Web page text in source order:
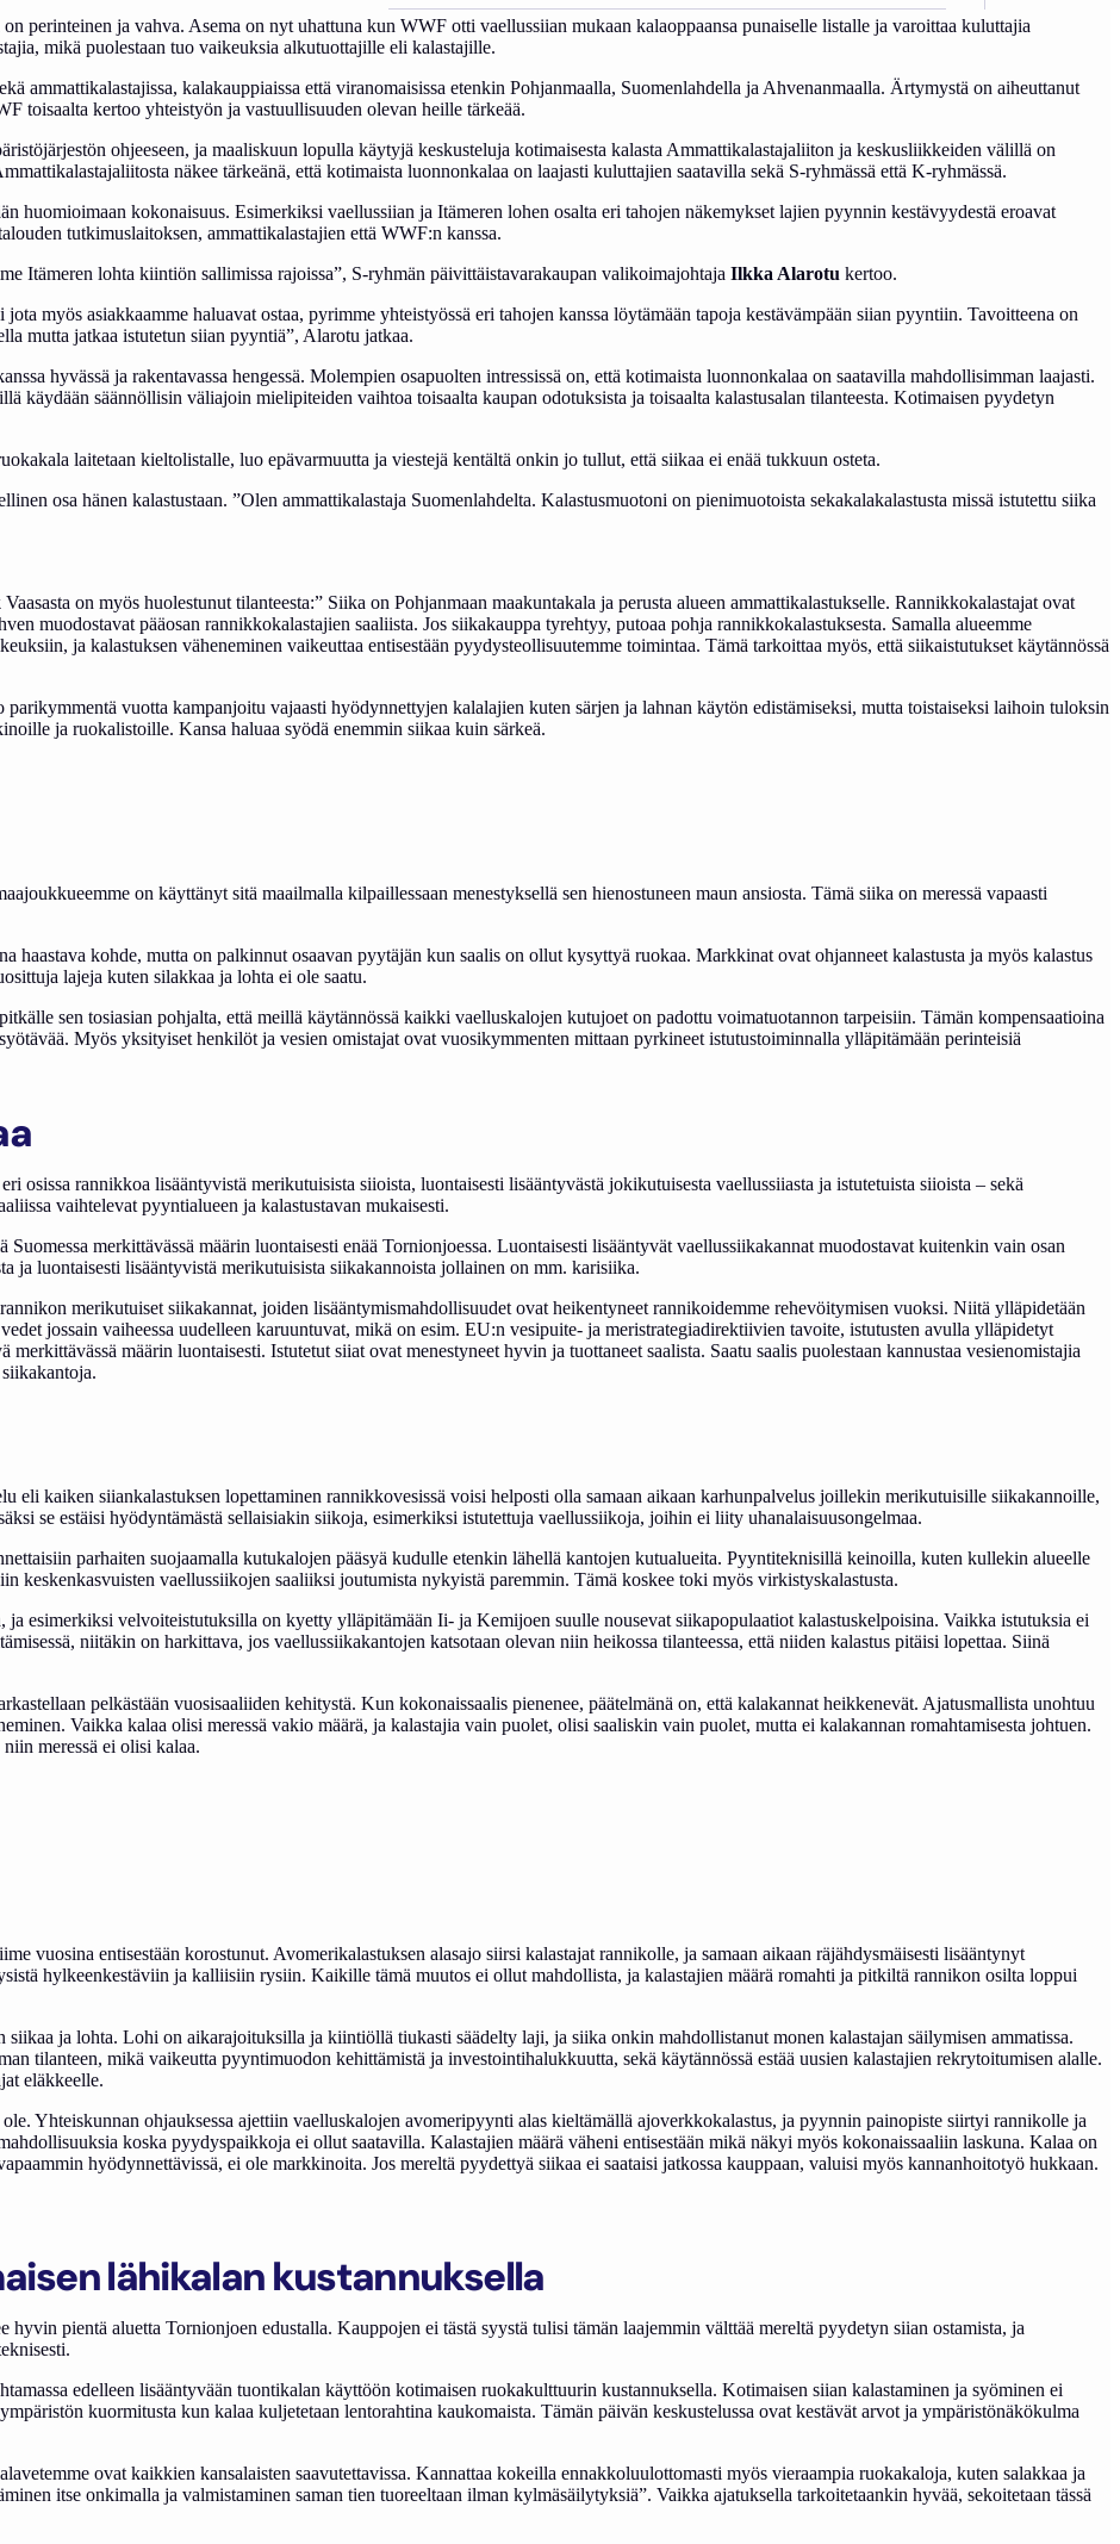
perinteinen ja vahva. Asema on nyt uhattuna kun WWF otti vaellussiian mukaan kalaoppaansa punaiselle listalle ja varoittaa kuluttajia
mikä puolestaan tuo vaikeuksia alkutuottajille eli kalastajille.
ammattikalastajissa, kalakauppiaissa että viranomaisissa etenkin Pohjanmaalla, Suomenlahdella ja Ahvenanmaalla. Ärtymystä on aiheuttanut
toisaalta kertoo yhteistyön ja vastuullisuuden olevan heille tärkeää.
ohjeeseen, ja maaliskuun lopulla käytyjä keskusteluja kotimaisesta kalasta Ammattikalastajaliiton ja keskusliikkeiden välillä on
näkee tärkeänä, että kotimaista luonnonkalaa on laajasti kuluttajien saatavilla sekä S-ryhmässä että K-ryhmässä.
huomioimaan kokonaisuus. Esimerkiksi vaellussiian ja Itämeren lohen osalta eri tahojen näkemykset lajien pyynnin kestävyydestä eroavat
tutkimuslaitoksen, ammattikalastajien että WWF:n kanssa.
Itämeren lohta kiintiön sallimissa rajoissa”, S-ryhmän päivittäistavarakaupan valikoimajohtaja Ilkka Alarotu kertoo.
myös asiakkaamme haluavat ostaa, pyrimme yhteistyössä eri tahojen kanssa löytämään tapoja kestävämpään siian pyyntiin. Tavoitteena on
mutta jatkaa istutetun siian pyyntiä”, Alarotu jatkaa.
hyvässä ja rakentavassa hengessä. Molempien osapuolten intressissä on, että kotimaista luonnonkalaa on saatavilla mahdollisimman laajasti.
käydään säännöllisin väliajoin mielipiteiden vaihtoa toisaalta kaupan odotuksista ja toisaalta kalastusalan tilanteesta. Kotimaisen pyydetyn
laitetaan kieltolistalle, luo epävarmuutta ja viestejä kentältä onkin jo tullut, että siikaa ei enää tukkuun osteta.
osa hänen kalastustaan. ”Olen ammattikalastaja Suomenlahdelta. Kalastusmuotoni on pienimuotoista sekakalakalastusta missä istutettu siika
Vaasasta on myös huolestunut tilanteesta:” Siika on Pohjanmaan maakuntakala ja perusta alueen ammattikalastukselle. Rannikkokalastajat ovat
muodostavat pääosan rannikkokalastajien saaliista. Jos siikakauppa tyrehtyy, putoaa pohja rannikkokalastuksesta. Samalla alueemme
ja kalastuksen väheneminen vaikeuttaa entisestään pyydysteollisuutemme toimintaa. Tämä tarkoittaa myös, että siikaistutukset käytännössä
vuotta kampanjoitu vajaasti hyödynnettyjen kalalajien kuten särjen ja lahnan käytön edistämiseksi, mutta toistaiseksi laihoin tuloksin
ja ruokalistoille. Kansa haluaa syödä enemmin siikaa kuin särkeä.
on käyttänyt sitä maailmalla kilpaillessaan menestyksellä sen hienostuneen maun ansiosta. Tämä siika on meressä vapaasti
haastava kohde, mutta on palkinnut osaavan pyytäjän kun saalis on ollut kysyttyä ruokaa. Markkinat ovat ohjanneet kalastusta ja myös kalastus
lajeja kuten silakkaa ja lohta ei ole saatu.
sen tosiasian pohjalta, että meillä käytännössä kaikki vaelluskalojen kutujoet on padottu voimatuotannon tarpeisiin. Tämän kompensaatioina
Myös yksityiset henkilöt ja vesien omistajat ovat vuosikymmenten mittaan pyrkineet istutustoiminnalla ylläpitämään perinteisiä
osissa rannikkoa lisääntyvistä merikutuisista siioista, luontaisesti lisääntyvästä jokikutuisesta vaellussiiasta ja istutetuista siioista – sekä
vaihtelevat pyyntialueen ja kalastustavan mukaisesti.
merkittävässä määrin luontaisesti enää Tornionjoessa. Luontaisesti lisääntyvät vaellussiikakannat muodostavat kuitenkin vain osan
ja luontaisesti lisääntyvistä merikutuisista siikakannoista jollainen on mm. karisiika.
merikutuiset siikakannat, joiden lisääntymismahdollisuudet ovat heikentyneet rannikoidemme rehevöitymisen vuoksi. Niitä ylläpidetään
jossain vaiheessa uudelleen karuuntuvat, mikä on esim. EU:n vesipuite- ja meristrategiadirektiivien tavoite, istutusten avulla ylläpidetyt
määrin luontaisesti. Istutetut siiat ovat menestyneet hyvin ja tuottaneet saalista. Saatu saalis puolestaan kannustaa vesienomistajia
eli kaiken siiankalastuksen lopettaminen rannikkovesissä voisi helposti olla samaan aikaan karhunpalvelus joillekin merikutuisille siikakannoille,
se estäisi hyödyntämästä sellaisiakin siikoja, esimerkiksi istutettuja vaellussiikoja, joihin ei liity uhanalaisuusongelmaa.
parhaiten suojaamalla kutukalojen pääsyä kudulle etenkin lähellä kantojen kutualueita. Pyyntiteknisillä keinoilla, kuten kullekin alueelle
keskenkasvuisten vaellussiikojen saaliiksi joutumista nykyistä paremmin. Tämä koskee toki myös virkistyskalastusta.
ja esimerkiksi velvoiteistutuksilla on kyetty ylläpitämään Ii- ja Kemijoen suulle nousevat siikapopulaatiot kalastuskelpoisina. Vaikka istutuksia ei
niitäkin on harkittava, jos vaellussiikakantojen katsotaan olevan niin heikossa tilanteessa, että niiden kalastus pitäisi lopettaa. Siinä
pelkästään vuosisaaliiden kehitystä. Kun kokonaissaalis pienenee, päätelmänä on, että kalakannat heikkenevät. Ajatusmallista unohtuu
Vaikka kalaa olisi meressä vakio määrä, ja kalastajia vain puolet, olisi saaliskin vain puolet, mutta ei kalakannan romahtamisesta johtuen.
meressä ei olisi kalaa.
vuosina entisestään korostunut. Avomerikalastuksen alasajo siirsi kalastajat rannikolle, ja samaan aikaan räjähdysmäisesti lisääntynyt
hylkeenkestäviin ja kalliisiin rysiin. Kaikille tämä muutos ei ollut mahdollista, ja kalastajien määrä romahti ja pitkiltä rannikon osilta loppui
ja lohta. Lohi on aikarajoituksilla ja kiintiöllä tiukasti säädelty laji, ja siika onkin mahdollistanut monen kalastajan säilymisen ammatissa.
tilanteen, mikä vaikeutta pyyntimuodon kehittämistä ja investointihalukkuutta, sekä käytännössä estää uusien kalastajien rekrytoitumisen alalle.
eläkkeelle.
Yhteiskunnan ohjauksessa ajettiin vaelluskalojen avomeripyynti alas kieltämällä ajoverkkokalastus, ja pyynnin painopiste siirtyi rannikolle ja
koska pyydyspaikkoja ei ollut saatavilla. Kalastajien määrä väheni entisestään mikä näkyi myös kokonaissaaliin laskuna. Kalaa on
hyödynnettävissä, ei ole markkinoita. Jos mereltä pyydettyä siikaa ei saataisi jatkossa kauppaan, valuisi myös kannanhoitotyö hukkaan.
lähikalan kustannuksella
pientä aluetta Tornionjoen edustalla. Kauppojen ei tästä syystä tulisi tämän laajemmin välttää mereltä pyydetyn siian ostamista, ja
edelleen lisääntyvään tuontikalan käyttöön kotimaisen ruokakulttuurin kustannuksella. Kotimaisen siian kalastaminen ja syöminen ei
kuormitusta kun kalaa kuljetetaan lentorahtina kaukomaista. Tämän päivän keskustelussa ovat kestävät arvot ja ympäristönäkökulma
ovat kaikkien kansalaisten saavutettavissa. Kannattaa kokeilla ennakkoluulottomasti myös vieraampia ruokakaloja, kuten salakkaa ja
itse onkimalla ja valmistaminen saman tien tuoreeltaan ilman kylmäsäilytyksiä”. Vaikka ajatuksella tarkoitetaankin hyvää, sekoitetaan tässä